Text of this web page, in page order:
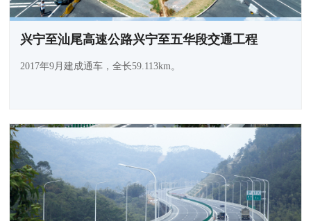
兴宁至汕尾高速公路兴宁至五华段交通工程
2017年9月建成通车，全长59.113km。